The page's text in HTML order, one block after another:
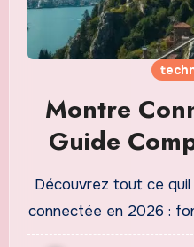
Montre
Guide
Découvrez tout ce
connectée en 2026 :